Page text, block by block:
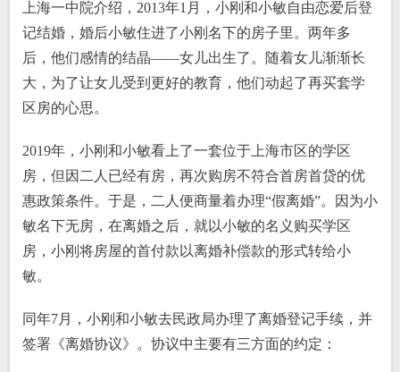
上海一中院介绍，2013年1月，小刚和小敏自由恋爱后登
记结婚，婚后小敏住进了小刚名下的房子里。两年多
后，他们感情的结晶——女儿出生了。随着女儿渐渐长
大，为了让女儿受到更好的教育，他们动起了再买套学
区房的心思。
2019年，小刚和小敏看上了一套位于上海市区的学区
房，但因二人已经有房，再次购房不符合首房首贷的优
惠政策条件。于是，二人便商量着办理“假离婚”。因为小
敏名下无房，在离婚之后，就以小敏的名义购买学区
房，小刚将房屋的首付款以离婚补偿款的形式转给小
敏。
同年7月，小刚和小敏去民政局办理了离婚登记手续，并
签署《离婚协议》。协议中主要有三方面的约定：